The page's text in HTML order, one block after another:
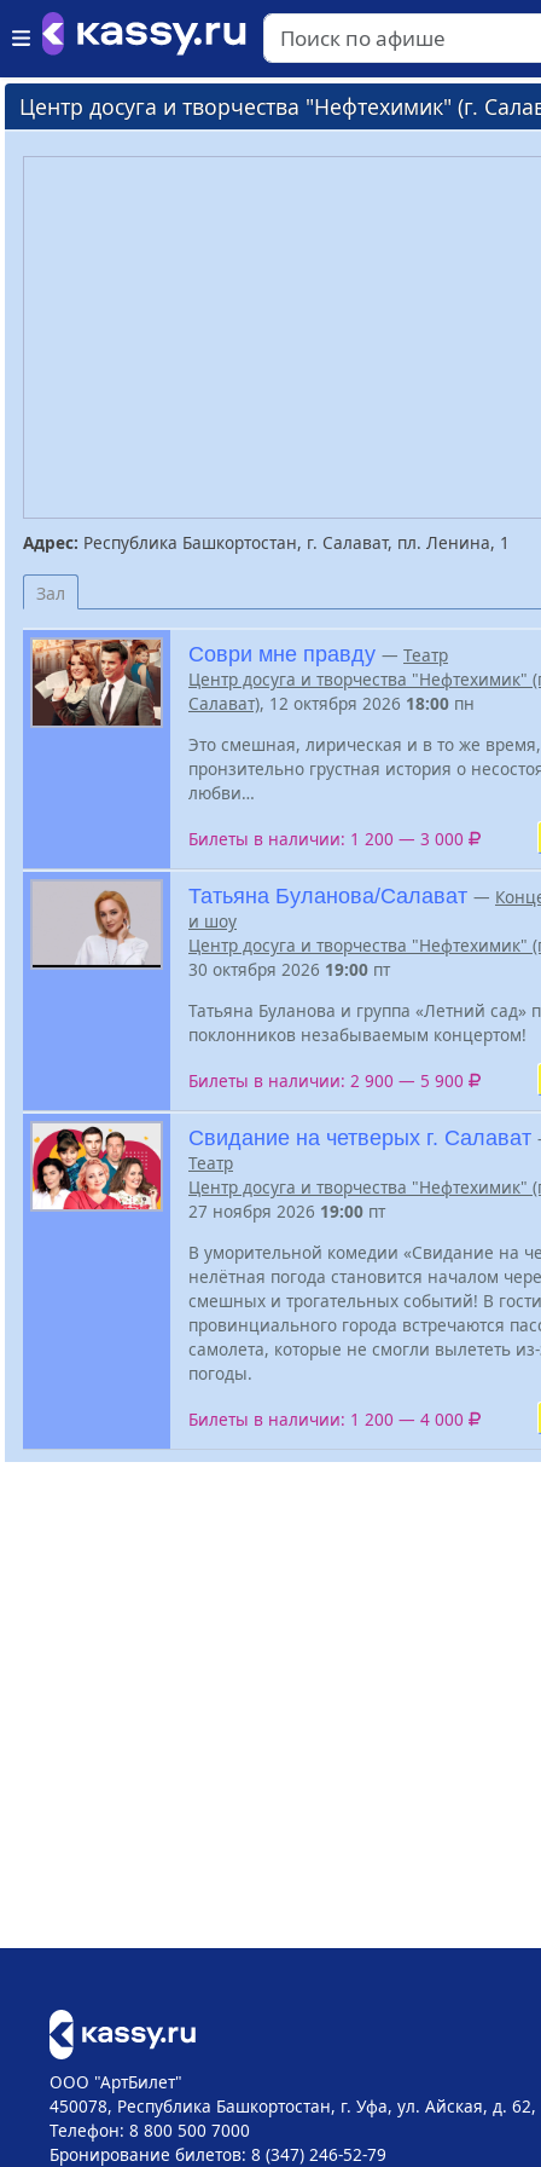
Центр досуга и творчества "Нефтехимик" (г.
Адрес: Республика Башкортостан, г. Салават, пл. Ленина, 1
Зал
Соври мне правду — Театр
Центр досуга и творчества "Нефтехимик"
Салават), 12 октября 2026 18:00 пн
Это смешная, лирическая и в то же время,
пронзительно грустная история о
любви…
Билеты в наличии: 1 200 — 3 000
Татьяна Буланова/Салават —
и шоу
Центр досуга и творчества "Нефтехимик"
30 октября 2026 19:00 пт
Татьяна Буланова и группа «Летний сад»
поклонников незабываемым концертом!
Билеты в наличии: 2 900 — 5 900
Свидание на четверых г. Салават
Театр
Центр досуга и творчества "Нефтехимик"
27 ноября 2026 19:00 пт
В уморительной комедии «Свидание на
нелётная погода становится началом
смешных и трогательных событий! В
провинциального города встречаются
самолета, которые не смогли вылететь
погоды.
Билеты в наличии: 1 200 — 4 000
ООО "АртБилет"
450078, Республика Башкортостан, г. Уфа, ул. Айская, д. 62,
Телефон: 8 800 500 7000
Бронирование билетов: 8 (347) 246-52-79